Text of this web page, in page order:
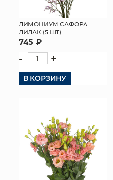
ЛИМОНИУМ САФОРА
ЛИЛАК (5 ШТ)
745 ₽
- +
В КОРЗИНУ